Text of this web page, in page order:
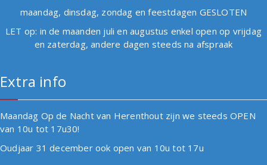
maandag, dinsdag, zondag en feestdagen GESLOTEN
LET op: in de maanden juli en augustus enkel open op vrijdag
en zaterdag, andere dagen steeds na afspraak
Extra info
Maandag Op de Nacht van Herenthout zijn we steeds OPEN
van 10u tot 17u30!
Oudjaar 31 december ook open van 10u tot 17u